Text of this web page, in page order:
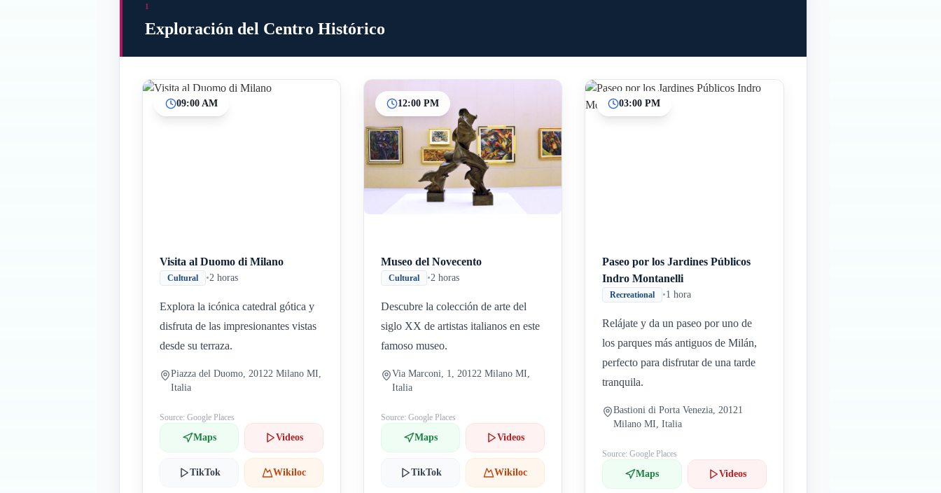
1
Exploración del Centro Histórico
09:00 AM
Visita al Duomo di Milano
Cultural •2 horas
Explora la icónica catedral gótica y
disfruta de las impresionantes vistas
desde su terraza.
Piazza del Duomo, 20122 Milano MI,
Italia
Source: Google Places
Maps Videos
TikTok Wikiloc
12:00 PM
Museo del Novecento
Cultural •2 horas
Descubre la colección de arte del
siglo XX de artistas italianos en este
famoso museo.
Via Marconi, 1, 20122 Milano MI,
Italia
Source: Google Places
Maps Videos
TikTok Wikiloc
03:00 PM
Paseo por los Jardines Públicos
Indro Montanelli
Recreational •1 hora
Relájate y da un paseo por uno de
los parques más antiguos de Milán,
perfecto para disfrutar de una tarde
tranquila.
Bastioni di Porta Venezia, 20121
Milano MI, Italia
Source: Google Places
Maps Videos